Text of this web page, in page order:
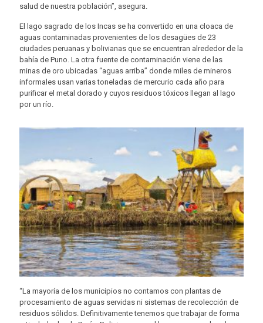
salud de nuestra población”, asegura.
El lago sagrado de los Incas se ha convertido en una cloaca de
aguas contaminadas provenientes de los desagües de 23
ciudades peruanas y bolivianas que se encuentran alrededor de la
bahía de Puno. La otra fuente de contaminación viene de las
minas de oro ubicadas “aguas arriba” donde miles de mineros
informales usan varias toneladas de mercurio cada año para
purificar el metal dorado y cuyos residuos tóxicos llegan al lago
por un río.
“La mayoría de los municipios no contamos con plantas de
procesamiento de aguas servidas ni sistemas de recolección de
residuos sólidos. Definitivamente tenemos que trabajar de forma